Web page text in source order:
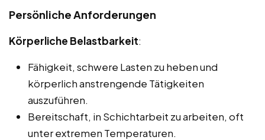
Persönliche Anforderungen
Körperliche Belastbarkeit:
Fähigkeit, schwere Lasten zu heben und
körperlich anstrengende Tätigkeiten
auszuführen.
Bereitschaft, in Schichtarbeit zu arbeiten, oft
unter extremen Temperaturen.